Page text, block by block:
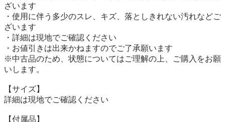
ざいます
・使用に伴う多少のスレ、キズ、落としきれない汚れなどご
ざいます
・詳細は現地でご確認ください
・お値引きは出来かねますのでご了承願います
※中古品のため、状態についてはご理解の上、ご購入をお願
いします。
【サイズ】
詳細は現地でご確認ください
【付属品】